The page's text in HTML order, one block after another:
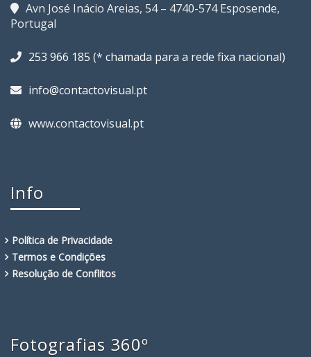
Avn José Inácio Areias, 54 – 4740-574 Esposende,
Portugal
253 966 185 (* chamada para a rede fixa nacional)
info@contactovisual.pt
www.contactovisual.pt
Info
Política de Privacidade
Termos e Condições
Resolução de Conflitos
Fotografias 360º